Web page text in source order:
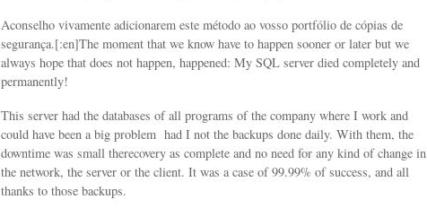
Aconselho vivamente adicionarem este método ao vosso portfólio de cópias de
segurança.[:en]The moment that we know have to happen sooner or later but we
always hope that does not happen, happened: My SQL server died completely and
permanently!
This server had the databases of all programs of the company where I work and
could have been a big problem had I not the backups done daily. With them, the
downtime was small therecovery as complete and no need for any kind of change in
the network, the server or the client. It was a case of 99.99% of success, and all
thanks to those backups.